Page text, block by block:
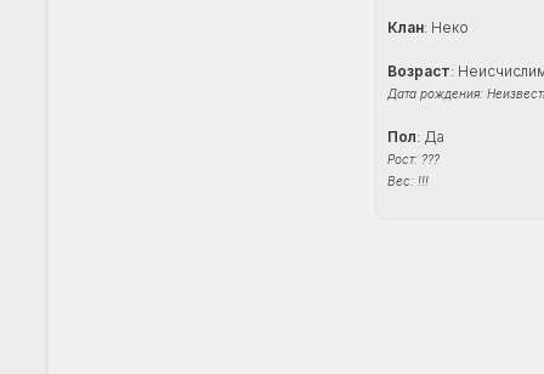
Клан: Неко
Возраст:
Дата рождения:
Пол: Да
Рост: ???
Вес: !!!